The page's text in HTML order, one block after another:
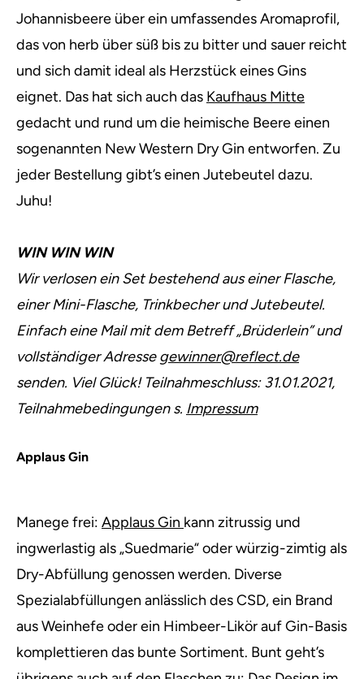
Johannisbeere über ein umfassendes Aromaprofil,
das von herb über süß bis zu bitter und sauer reicht
und sich damit ideal als Herzstück eines Gins
eignet. Das hat sich auch das Kaufhaus Mitte
gedacht und rund um die heimische Beere einen
sogenannten New Western Dry Gin entworfen. Zu
jeder Bestellung gibt’s einen Jutebeutel dazu.
Juhu!
WIN WIN WIN
Wir verlosen ein Set bestehend aus einer Flasche,
einer Mini-Flasche, Trinkbecher und Jutebeutel.
Einfach eine Mail mit dem Betreff „Brüderlein” und
vollständiger Adressegewinner@reflect.de
senden. Viel Glück! Teilnahmeschluss: 31.01.2021,
Teilnahmebedingungen s. Impressum
Applaus Gin
Manege frei: Applaus Gin kann zitrussig und
ingwerlastig als „Suedmarie“ oder würzig-zimtig als
Dry-Abfüllung genossen werden. Diverse
Spezialabfüllungen anlässlich des CSD, ein Brand
aus Weinhefe oder ein Himbeer-Likör auf Gin-Basis
komplettieren das bunte Sortiment. Bunt geht’s